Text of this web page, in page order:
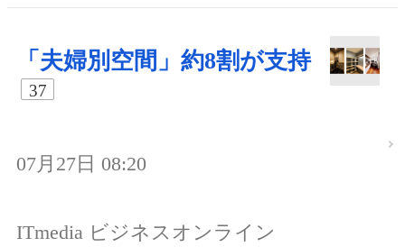
「夫婦別空間」約8割が支持
37
07月27日 08:20
ITmedia ビジネスオンライン